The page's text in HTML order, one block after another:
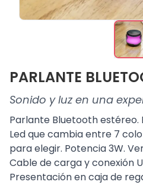
PARLANTE
Sonido y luz en una
Parlante Bluetooth estéreo.
Led que cambia entre 7
para elegir. Potencia 3W.
Cable de carga y conexión
Presentación en caja de